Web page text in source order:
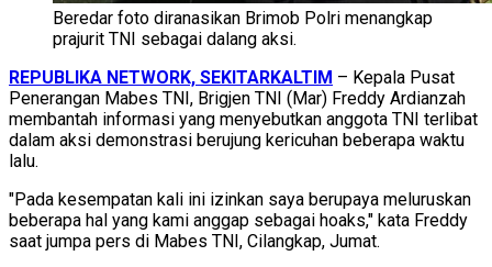
Beredar foto diranasikan Brimob Polri menangkap
prajurit TNI sebagai dalang aksi.
REPUBLIKA NETWORK, SEKITARKALTIM – Kepala Pusat
Penerangan Mabes TNI, Brigjen TNI (Mar) Freddy Ardianzah
membantah informasi yang menyebutkan anggota TNI terlibat
dalam aksi demonstrasi berujung kericuhan beberapa waktu
lalu.
"Pada kesempatan kali ini izinkan saya berupaya meluruskan
beberapa hal yang kami anggap sebagai hoaks," kata Freddy
saat jumpa pers di Mabes TNI, Cilangkap, Jumat.